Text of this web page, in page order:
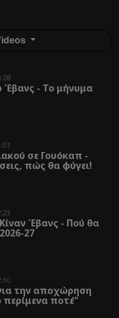
- Το μήνυμα
σε Γουόκαπ -
πώς θα φύγει!
Έβανς - Πού θα
27
την αποχώρηση
ποτέ"